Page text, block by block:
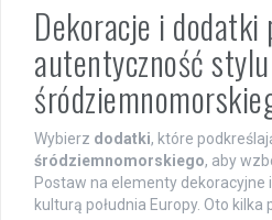
Dekoracje i dodatki
autentyczność stylu
Wybierz dodatki, które
śródziemnomorskiego, aby
Postaw na elementy
kulturą południa Europy. Oto kilka